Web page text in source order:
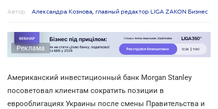
Автор: Александра Кознова, главный редактор LIGA ZAKON Бизнес
Реклама
Американский инвестиционный банк Morgan Stanley
посоветовал клиентам сократить позиции в
еврооблигациях Украины после смены Правительства и